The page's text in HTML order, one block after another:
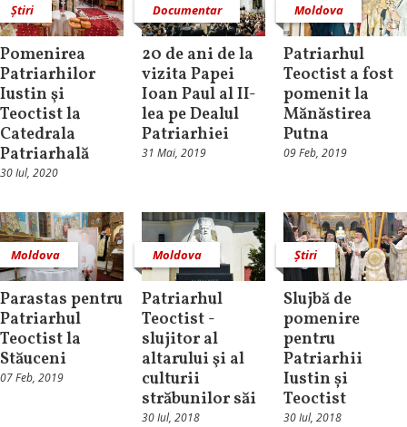
Știri
Pomenirea
Patriarhilor
Iustin şi
Teoctist la
Catedrala
Patriarhală
30 Iul, 2020
Documentar
20 de ani de la
vizita Papei
Ioan Paul al II-
lea pe Dealul
Patriarhiei
31 Mai, 2019
Moldova
Patriarhul
Teoctist a fost
pomenit la
Mănăstirea
Putna
09 Feb, 2019
Moldova
Parastas pentru
Patriarhul
Teoctist la
Stăuceni
07 Feb, 2019
Moldova
Patriarhul
Teoctist -
slujitor al
altarului şi al
culturii
străbunilor săi
30 Iul, 2018
Știri
Slujbă de
pomenire
pentru
Patriarhii
Iustin și
Teoctist
30 Iul, 2018